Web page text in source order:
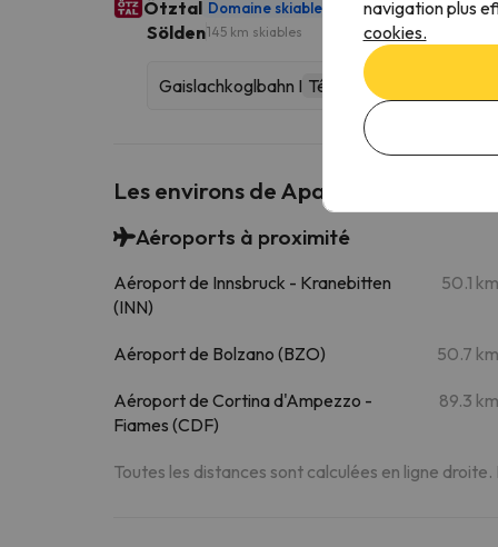
Ötztal Domaine skiable 272 km skiables
Sölden145 km skiables
Gaislachkoglbahn I Télécabine
Les environs de Apart Agnes
Aéroports à proximité
Aéroport de Innsbruck - Kranebitten
(INN)
50.1 km
Aéroport de Bolzano (BZO) 50.7 km
Aéroport de Cortina d'Ampezzo -
Fiames (CDF)
89.3 km
Toutes les distances sont calculées en ligne
navigation plus
cookies.